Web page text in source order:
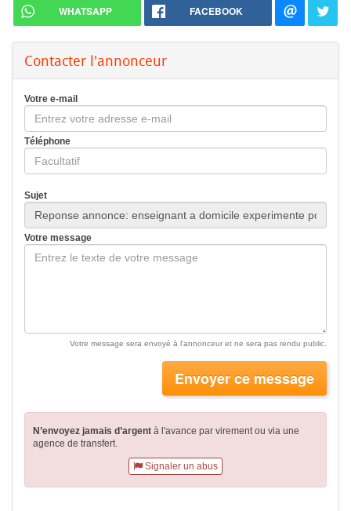
WHATSAPP FACEBOOK
Contacter l'annonceur
Votre e-mail
Téléphone
Sujet
Votre message
Votre message sera envoyé à l'annonceur et ne sera pas rendu public.
Envoyer ce message
N’envoyez jamais d’argent à l'avance par virementou via une
agence de transfert.
Signaler un abus